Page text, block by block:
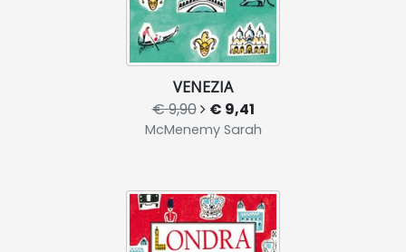
VENEZIA
€ 9,90 € 9,41
McMenemy Sarah